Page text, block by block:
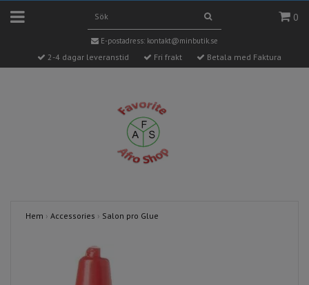
0
E-postadress: kontakt@minbutik.se
2-4 dagar leveranstid Fri frakt Betala med Faktura
Hem › Accessories › Salon pro Glue